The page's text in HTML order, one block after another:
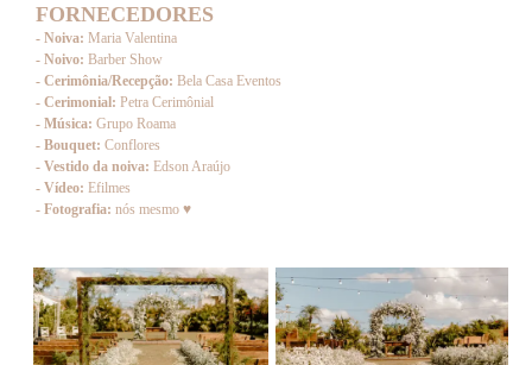
FORNECEDORES
- Noiva: Maria Valentina
- Noivo: Barber Show
- Cerimônia/Recepção: Bela Casa Eventos
- Cerimonial: Petra Cerimônial
- Música: Grupo Roama
- Bouquet: Conflores
- Vestido da noiva: Edson Araújo
- Vídeo: Efilmes
- Fotografia: nós mesmo ♥